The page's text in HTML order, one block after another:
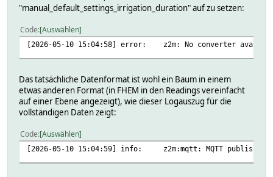
valve_alarm_settings_enable_alarm_water_leak:true,false
attr DEVICE model zigbee2mqtt_sonoff_hydro_one
"manual_default_settings_irrigation_duration" auf zu setzen:
Code Auswählen
[2026-05-10 15:04:58] error: z2m: No converter
Das tatsächliche Datenformat ist wohl ein Baum in einem
etwas anderen Format (in FHEM in den Readings vereinfacht
auf einer Ebene angezeigt), wie dieser Logauszug für die
vollständigen Daten zeigt:
Code Auswählen
[2026-05-10 15:04:59] info: z2m:mqtt: MQTT publish: